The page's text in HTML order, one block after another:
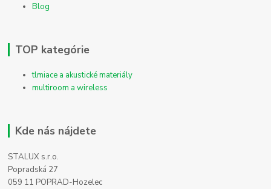
Blog
TOP kategórie
tlmiace a akustické materiály
multiroom a wireless
Kde nás nájdete
STALUX s.r.o.
Popradská 27
059 11 POPRAD-Hozelec